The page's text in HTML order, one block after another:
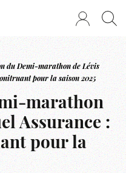
du Demi-marathon de Lévis
pour la saison 2025
marathon
Assurance :
pour la